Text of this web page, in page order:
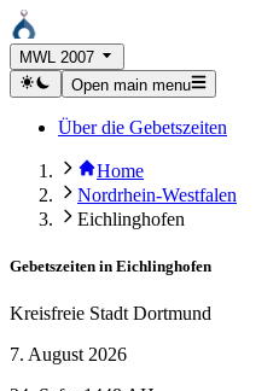
MWL 2007
Open main menu
Über die Gebetszeiten
Home
Nordrhein-Westfalen
Eichlinghofen
Gebetszeiten in Eichlinghofen
Kreisfreie Stadt Dortmund
7. August 2026